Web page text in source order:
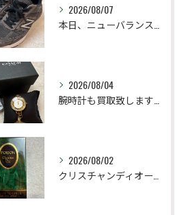
2026/08/07
2026/08/04
2026/08/02